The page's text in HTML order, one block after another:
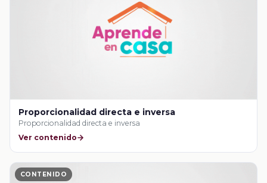
Proporcionalidad directa e inversa
Proporcionalidad directa e inversa
Ver contenido
CONTENIDO